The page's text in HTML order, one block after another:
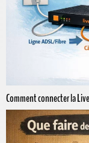
Comment connecter la